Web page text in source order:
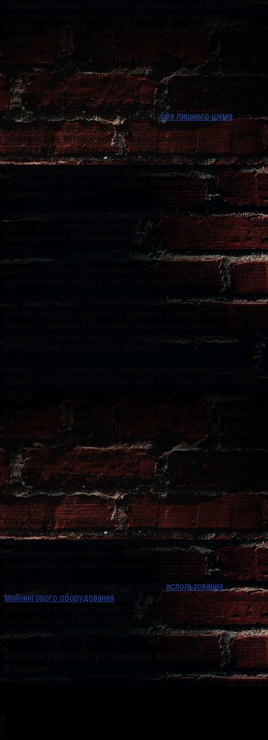
Бутерина говорилось о том, что ни один алгоритм управления
майнинговыми вознаграждениями не сможет вечно
противостоять ASIC-устройствам.
Бутерин подчёркивал, что инновации будут приносить с собой
новые вызовы, сколько бы разработчики ни оптимизировали код
только для компьютеров общего назначения.
Тем временем разработчики эфириумабез лишнего шума
готовили решения для защиты своего блокчейна от
оборудования, которое могло бы консолидировать
вознаграждения в руках отдельных людей и компаний.
Таким образом, вскоре могут последовать сообщения о
непригодности такого оборудования для майнинга эфириума.
Например, Monero и Siacoin предпринимают шаги по обновлению
своего программного обеспечения, чтобы нарушить планы
производителей ASIC-майнеров (в данном случае речь тоже о
Однако в ситуации с эфириумом есть некоторые тонкости, и на
Во-первых, в сообществе нет уверенности, что новинки от
применение, как это было с ASIC-майнерами для биткоина,
Кроме того, дорожная карта эфириума подразумевает плановый
Бутерин не прокомментировал выпуск Antminer E3, но раньше
отмечал, что воздействие подобных инноваций, скорее всего,
будет недолгим.
Так, в феврале в чате разработчиков он написал:
Не уверен, что стоит тратить слишком много ресурсов [на
устранение воздействия ASIC], за исключением того, что
следует быстрее принять [обновление] Casper.
Особенности алгоритма добычи ETH
Важно понять алгоритм добычи эфириума и историческое
отношение этой платформы к майнингу как к механизму,
До запуска платформы предотвращение использования
майнингового оборудования даже был включено в white paper
эфириума, в котором разработчикам предлагалось
проанализировать ASIC-устройства в целом и оценить их
способность захватывать вознаграждения за майнинг.
Измениться за три месяца возможно. Арина